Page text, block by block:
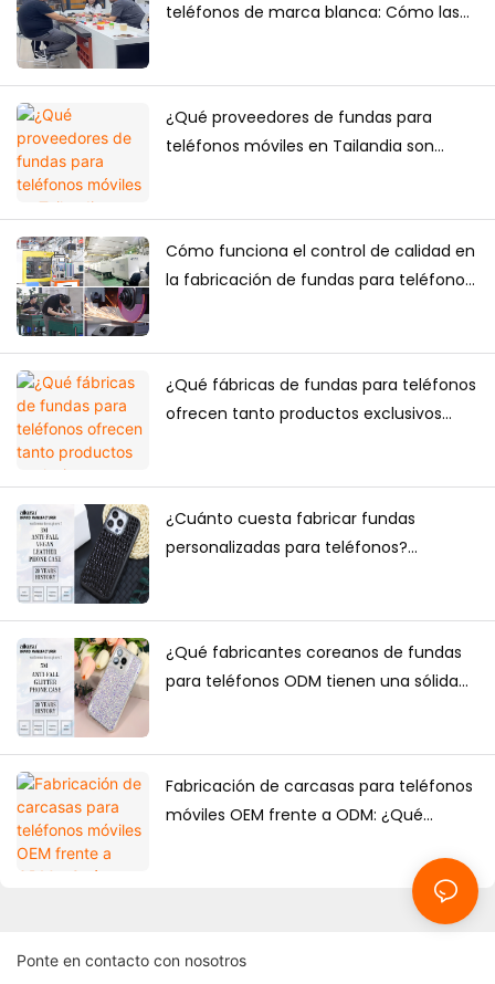
teléfonos de marca blanca: Cómo las
¿Qué proveedores de fundas para
teléfonos móviles en Tailandia son
Cómo funciona el control de calidad en
la fabricación de fundas para teléfonos:
¿Qué fábricas de fundas para teléfonos
ofrecen tanto productos exclusivos
¿Cuánto cuesta fabricar fundas
personalizadas para teléfonos?
¿Qué fabricantes coreanos de fundas
para teléfonos ODM tienen una sólida
Fabricación de carcasas para teléfonos
móviles OEM frente a ODM: ¿Qué
Ponte en contacto con nosotros